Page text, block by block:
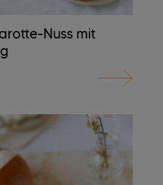
Nuss mit